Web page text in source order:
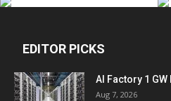
EDITOR PICKS
AI Factory 1
Aug 7, 2026